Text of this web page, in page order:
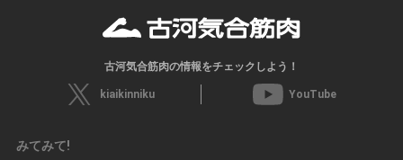
古河気合筋肉の情報をチェックしよう！
kiaikinniku YouTube
みてみて!